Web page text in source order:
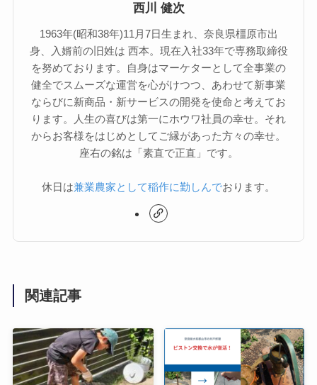
西川 健次
1963年(昭和38年)11月7日生まれ、奈良県橿原市出
身、入婿前の旧姓は 西本。現在入社33年で専務取締役
を努めております。自身はマーケターとして全事業の
健全でスムーズな運営を心がけつつ、あわせて新事業
ならびに新商品・新サービスの開発を使命と考えてお
ります。人生の喜びは第一にホウワ社員の幸せ。それ
からお客様をはじめとしてご縁があった方々の幸せ。
座右の銘は「素直で正直」です。
休日は兼業農家として稲作に勤しんでおります。
関連記事